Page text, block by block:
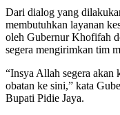
Dari dialog yang
membutuhkan layanan
oleh Gubernur Khofifah
segera mengirimkan tim
“Insya Allah segera
obatan ke sini,” kata
Bupati Pidie Jaya.